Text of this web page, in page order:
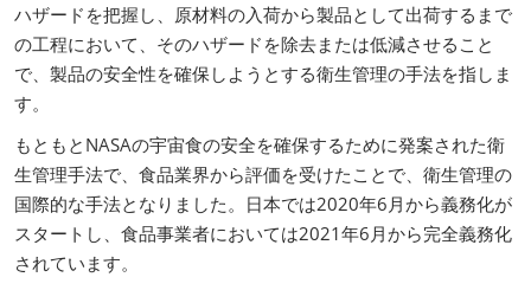
ハザードを把握し、原材料の入荷から製品として出荷するまで
の工程において、そのハザードを除去または低減させること
で、製品の安全性を確保しようとする衛生管理の手法を指しま
す。
もともとNASAの宇宙食の安全を確保するために発案された衛
生管理手法で、食品業界から評価を受けたことで、衛生管理の
国際的な手法となりました。日本では2020年6月から義務化が
スタートし、食品事業者においては2021年6月から完全義務化
されています。